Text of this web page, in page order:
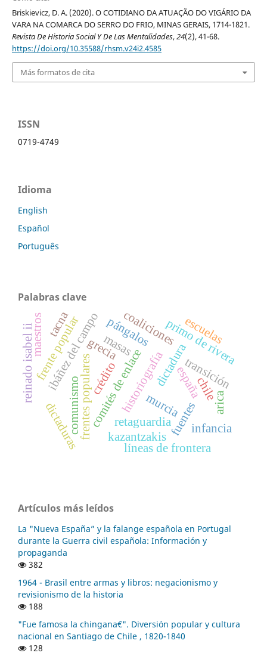
Briskievicz, D. A. (2020). O COTIDIANO DA ATUAÇÃO DO VIGÁRIO DA
VARA NA COMARCA DO SERRO DO FRIO, MINAS GERAIS, 1714-1821.
Revista De Historia Social Y De Las Mentalidades,24(2), 41-68.
https://doi.org/10.35588/rhsm.v24i2.4585
Más formatos de cita
ISSN
0719-4749
Idioma
English
Español
Português
Palabras clave
frentes popularescomités de enlacemurcia
retaguardia
historiografía
fuentes
dictaduraespaña
primo de rivera
chile
ibáñez del campo
dictaduras
pángalos
grecia
kazantzakis
comunismo
coaliciones
frente popular masas
reinado isabel ii transición
líneas de frontera
crédito
escuelas
infancia
maestros
arica
tacna
Artículos más leídos
La "Nueva España” y la falange española en Portugal
durante la Guerra civil española: Información y
propaganda
382
1964 - Brasil entre armas y libros: negacionismo y
revisionismo de la historia
188
"Fue famosa la chingana€". Diversión popular y cultura
nacional en Santiago de Chile , 1820-1840
128